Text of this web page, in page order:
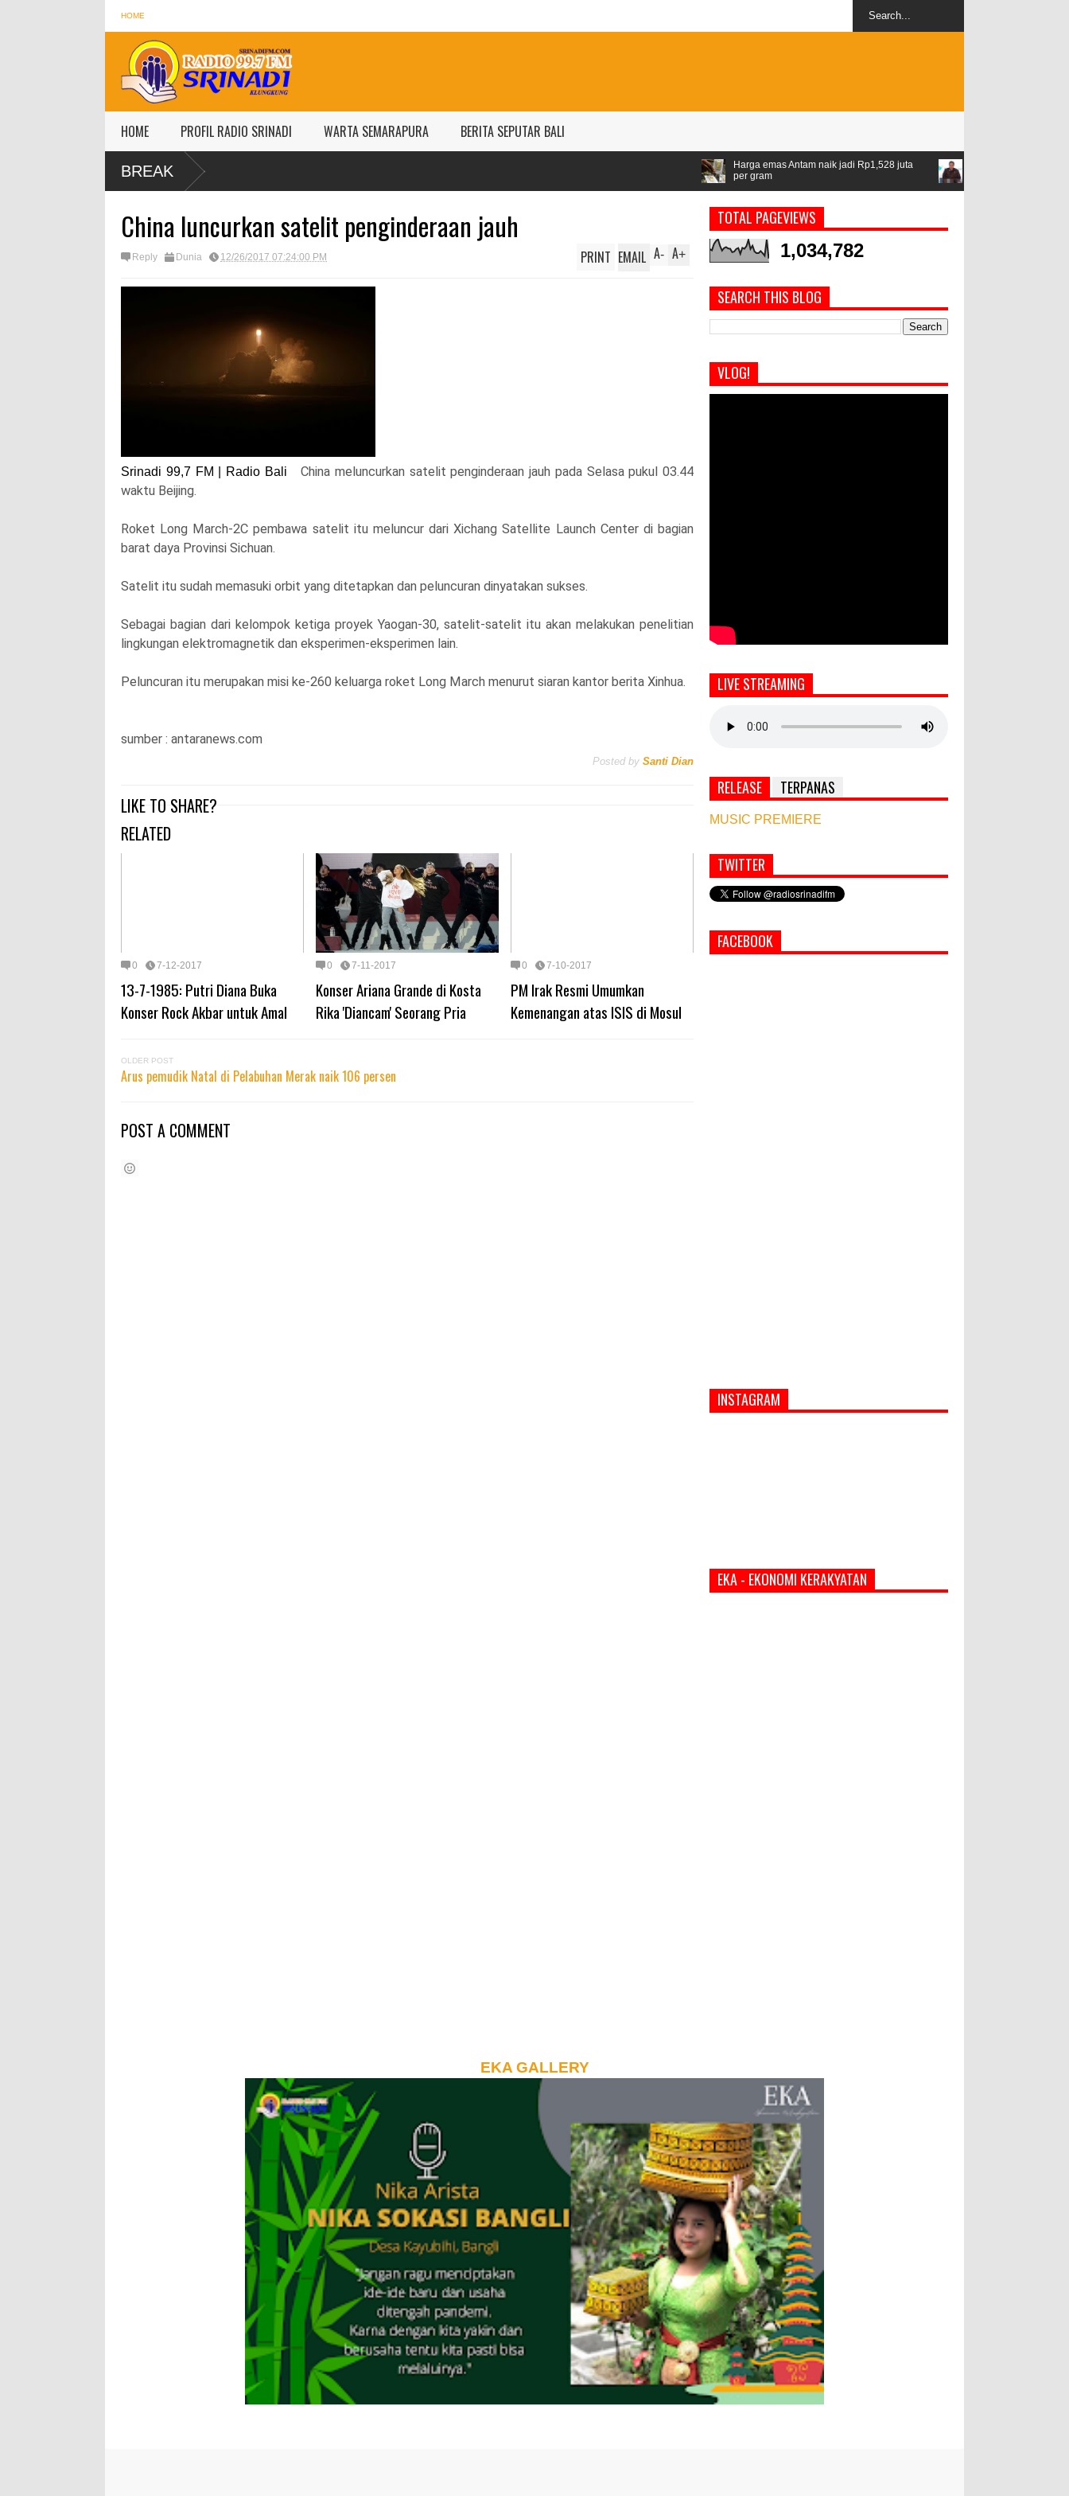
HOME
HOME PROFIL RADIO SRINADI WARTA SEMARAPURA BERITA SEPUTAR BALI
BREAK
Harga emas Antam naik jadi Rp1,528 juta
Airlangga: ASEAN jadi kawasan stabil di
China luncurkan satelit penginderaan jauh
Reply Dunia 12/26/2017 07:24:00 PM A+
A-
PRINT EMAIL
Srinadi 99,7 FM | Radio Bali China meluncurkan satelit penginderaan jauh pada Selasa pukul 03.44
waktu Beijing.
Roket Long March-2C pembawa satelit itu meluncur dari Xichang Satellite Launch Center di bagian
barat daya Provinsi Sichuan.
Satelit itu sudah memasuki orbit yang ditetapkan dan peluncuran dinyatakan sukses.
Sebagai bagian dari kelompok ketiga proyek Yaogan-30, satelit-satelit itu akan melakukan penelitian
lingkungan elektromagnetik dan eksperimen-eksperimen lain.
Peluncuran itu merupakan misi ke-260 keluarga roket Long March menurut siaran kantor berita Xinhua.
sumber : antaranews.com
Posted by Santi Dian
LIKE TO SHARE?
RELATED
0 7-12-2017
13-7-1985: Putri Diana Buka
Konser Rock Akbar untuk Amal
0 7-11-2017
Konser Ariana Grande di Kosta
Rika 'Diancam' Seorang Pria
0 7-10-2017
PM Irak Resmi Umumkan
Kemenangan atas ISIS di Mosul
OLDER POST
Arus pemudik Natal di Pelabuhan Merak naik 106 persen
POST A COMMENT
TOTAL PAGEVIEWS
1,034,782
SEARCH THIS BLOG
VLOG!
LIVE STREAMING
RELEASE TERPANAS
MUSIC PREMIERE
Simbol Persahabatan, RI Bangun Islamic Centre
di Afghanistan
PASAR MURAH
TWITTER
FACEBOOK
INSTAGRAM
EKA - EKONOMI KERAKYATAN
EKA GALLERY